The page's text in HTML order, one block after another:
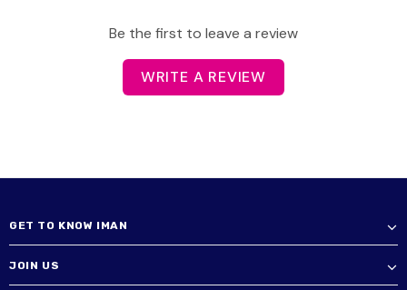
Be the first to leave a review
WRITE A REVIEW
GET TO KNOW IMAN
JOIN US